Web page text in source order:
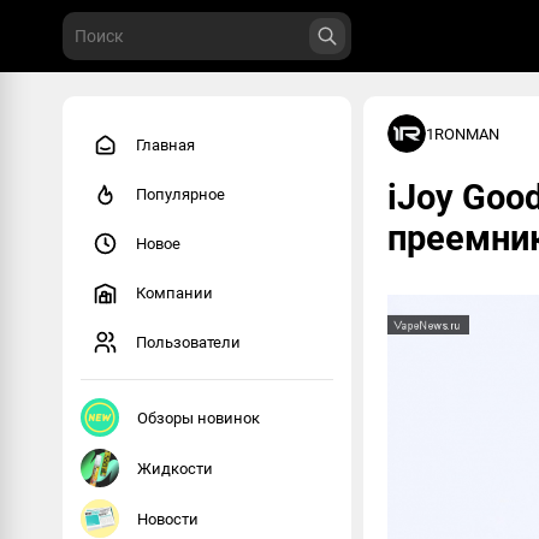
Главная
Популярное
Новое
Компании
Пользователи
Обзоры новинок
Жидкости
Новости
1RONMAN
iJoy